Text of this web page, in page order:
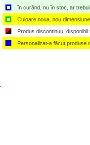
în curând, nu în stoc, ar
Culoare noua, nou
Produs discontinuu, disponibil
Personalizat-a făcut produse